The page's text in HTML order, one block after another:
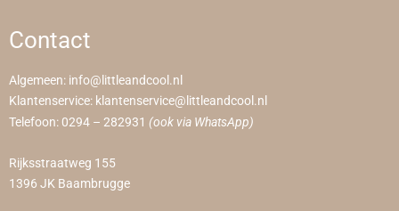
Contact
Algemeen: info@littleandcool.nl
Klantenservice: klantenservice@littleandcool.nl
Telefoon: 0294 – 282931 (ook via WhatsApp)
Rijksstraatweg 155
1396 JK Baambrugge